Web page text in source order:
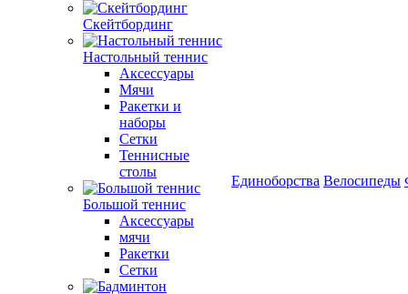
Скейтбординг
Настольный теннис
Аксессуары
Мячи
Ракетки и
наборы
Сетки
Теннисные
столы
Большой теннис
Аксессуары
мячи
Ракетки
Сетки
Единоборства Велосипеды